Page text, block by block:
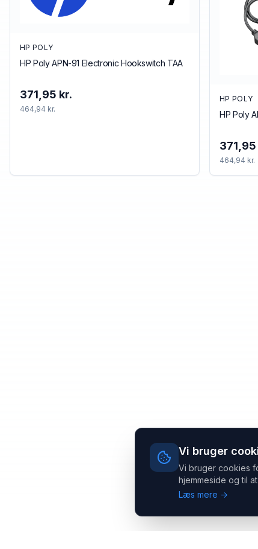
Vi bruger
Vi bruger cookies
hjemmeside og til
Læs mere →
HP POLY
HP Poly APN-91 Electronic Hookswitch TAA
371,95 kr.
464,94 kr.
HP POLY
HP Poly
371,95
464,94 kr.